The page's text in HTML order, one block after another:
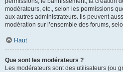
modérateurs, etc., selon les permissions
aux autres administrateurs. Ils peuvent
modération sur l’ensemble des forums,
Haut
Que sont les modérateurs ?
Les modérateurs sont des utilisateurs (ou